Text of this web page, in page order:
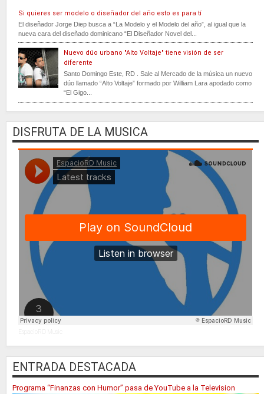
Si quieres ser modelo o diseñador del año esto es para tí
El diseñador Jorge Diep busca a “La Modelo y el Modelo del año”, al igual que la
nueva cara del diseñado dominicano “El Diseñador Novel del...
Nuevo dúo urbano "Alto Voltaje" tiene visión de ser
diferente
Santo Domingo Este, RD . Sale al Mercado de la música un nuevo
dúo llamado “Alto Voltaje” formado por William Lara apodado como
“El Gigo...
DISFRUTA DE LA MUSICA
EspacioRD Music
ENTRADA DESTACADA
Programa “Finanzas con Humor” pasa de YouTube a la Television